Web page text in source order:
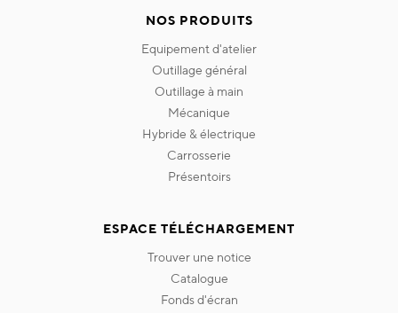
NOS PRODUITS
equipement d'atelier
outillage général
outillage à main
mécanique
hybride & électrique
carrosserie
présentoirs
ESPACE TÉLÉCHARGEMENT
trouver une notice
catalogue
fonds d'écran